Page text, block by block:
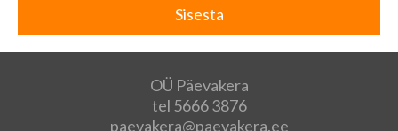
OÜ Päevakera
tel 5666 3876
paevakera@paevakera.ee